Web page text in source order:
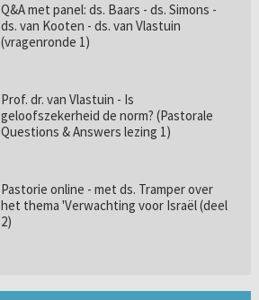
Q&A met panel: ds. Baars - ds. Simons -
ds. van Kooten - ds. van Vlastuin
(vragenronde 1)
Prof. dr. van Vlastuin - Is
geloofszekerheid de norm? (Pastorale
Questions & Answers lezing 1)
Pastorie online - met ds. Tramper over
het thema 'Verwachting voor Israël (deel
2)